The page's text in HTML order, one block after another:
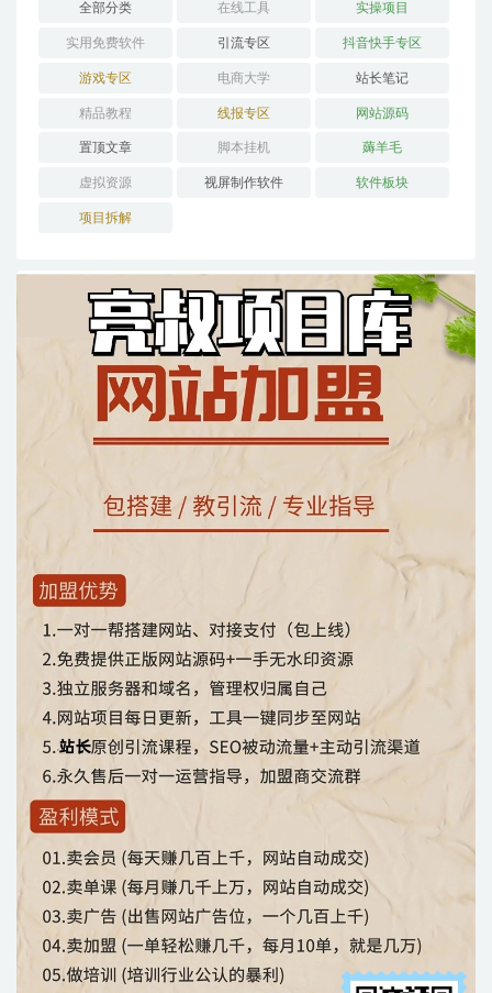
全部分类 在线工具 实操项目
实用免费软件 引流专区 抖音快手专区
游戏专区 电商大学 站长笔记
精品教程 线报专区 网站源码
置顶文章 脚本挂机 薅羊毛
虚拟资源 视屏制作软件 软件板块
项目拆解